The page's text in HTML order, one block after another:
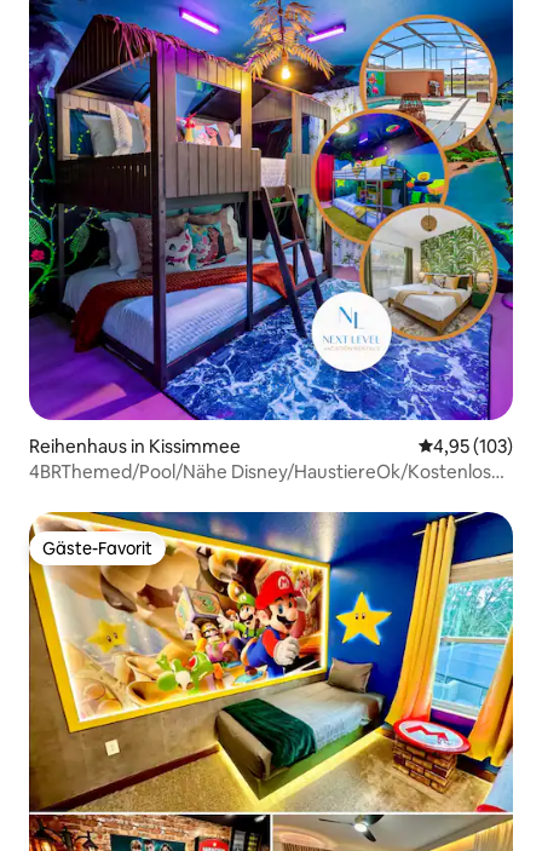
Reihenhaus in Kissimmee
4,95 (103)
4BRThemed/Pool/Nähe Disney/HaustiereOk/Kostenloser
Gäste-Favorit
Gäste-Favorit